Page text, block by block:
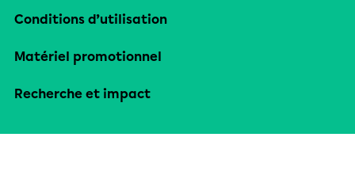
Conditions d’utilisation
Matériel promotionnel
Recherche et impact